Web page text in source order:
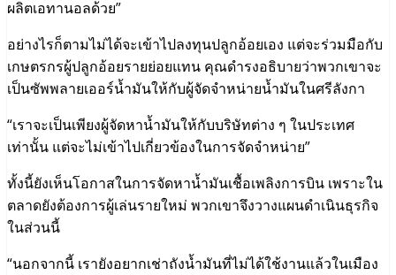
ผลิตเอทานอลด้วย”
อย่างไรก็ตามไม่ได้จะเข้าไปลงทุนปลูกอ้อยเอง แต่จะร่วมมือกับ
เกษตรกรผู้ปลูกอ้อยรายย่อยแทน คุณดำรงอธิบายว่าพวกเขาจะ
เป็นซัพพลายเออร์น้ำมันให้กับผู้จัดจำหน่ายน้ำมันในศรีลังกา
“เราจะเป็นเพียงผู้จัดหาน้ำมันให้กับบริษัทต่าง ๆ ในประเทศ
เท่านั้น แต่จะไม่เข้าไปเกี่ยวข้องในการจัดจำหน่าย”
ทั้งนี้ยังเห็นโอกาสในการจัดหาน้ำมันเชื้อเพลิงการบิน เพราะใน
ตลาดยังต้องการผู้เล่นรายใหม่ พวกเขาจึงวางแผนดำเนินธุรกิจ
ในส่วนนี้
“นอกจากนี้ เรายังอยากเช่าถังน้ำมันที่ไม่ได้ใช้งานแล้วในเมือง